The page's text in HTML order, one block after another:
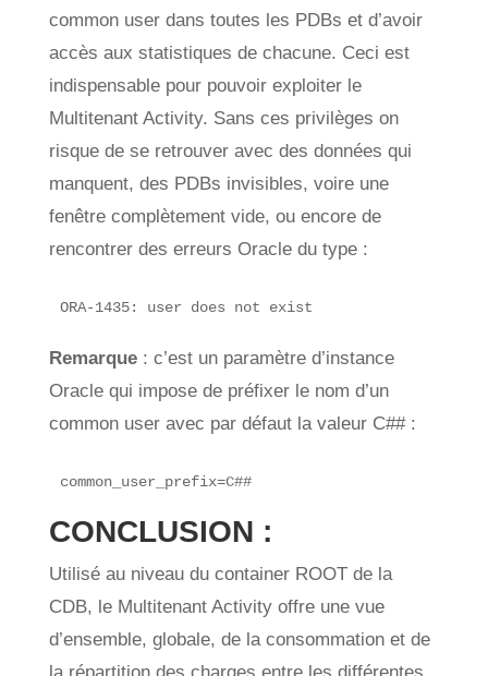
common user dans toutes les PDBs et d’avoir
accès aux statistiques de chacune. Ceci est
indispensable pour pouvoir exploiter le
Multitenant Activity. Sans ces privilèges on
risque de se retrouver avec des données qui
manquent, des PDBs invisibles, voire une
fenêtre complètement vide, ou encore de
rencontrer des erreurs Oracle du type :
ORA-1435: user does not exist
Remarque: c’est un paramètre d’instance
Oracle qui impose de préfixer le nom d’un
common user avec par défaut la valeur C## :
common_user_prefix=C##
CONCLUSION :
Utilisé au niveau du container ROOT de la
CDB, le Multitenant Activity offre une vue
d’ensemble, globale, de la consommation et de
la répartition des charges entre les différentes